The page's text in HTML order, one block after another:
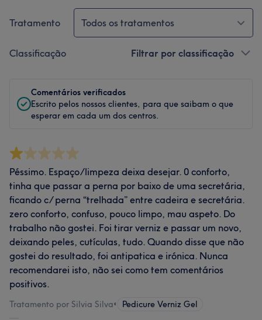
Tratamento Todos os tratamentos
Classificação Filtrar por classificação
Comentários verificados
Escrito pelos nossos clientes, para que saibam o que
esperar em cada um dos centros.
Péssimo. Espaço/limpeza deixa desejar. 0 conforto,
tinha que passar a perna por baixo de uma secretária,
ficando c/ perna “trelhada” entre cadeira e secretária.
zero conforto, confuso, pouco limpo, mau aspeto. Do
trabalho não gostei. Foi tirar verniz e passar um novo,
deixando peles, cutículas, tudo. Quando disse que não
gostei do resultado, foi antipatica e irónica. Nunca
recomendarei isto, não sei como tem comentários
positivos.
Tratamento por Silvia Silva• Pedicure Verniz Gel